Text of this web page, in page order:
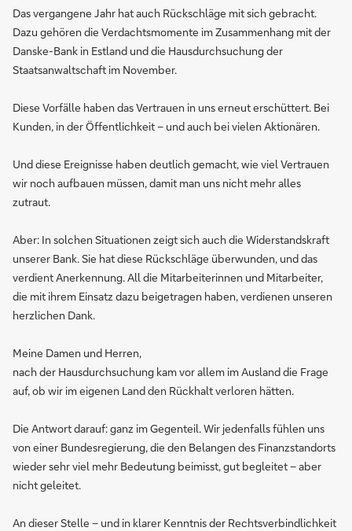
Das vergangene Jahr hat auch Rückschläge mit sich gebracht.
Dazu gehören die Verdachtsmomente im Zusammenhang mit der
Danske-Bank in Estland und die Hausdurchsuchung der
Staatsanwaltschaft im November.
Diese Vorfälle haben das Vertrauen in uns erneut erschüttert. Bei
Kunden, in der Öffentlichkeit – und auch bei vielen Aktionären.
Und diese Ereignisse haben deutlich gemacht, wie viel Vertrauen
wir noch aufbauen müssen, damit man uns nicht mehr alles
zutraut.
Aber: In solchen Situationen zeigt sich auch die Widerstandskraft
unserer Bank. Sie hat diese Rückschläge überwunden, und das
verdient Anerkennung. All die Mitarbeiterinnen und Mitarbeiter,
die mit ihrem Einsatz dazu beigetragen haben, verdienen unseren
herzlichen Dank.
Meine Damen und Herren,
nach der Hausdurchsuchung kam vor allem im Ausland die Frage
auf, ob wir im eigenen Land den Rückhalt verloren hätten.
Die Antwort darauf: ganz im Gegenteil. Wir jedenfalls fühlen uns
von einer Bundesregierung, die den Belangen des Finanzstandorts
wieder sehr viel mehr Bedeutung beimisst, gut begleitet – aber
nicht geleitet.
An dieser Stelle – und in klarer Kenntnis der Rechtsverbindlichkeit